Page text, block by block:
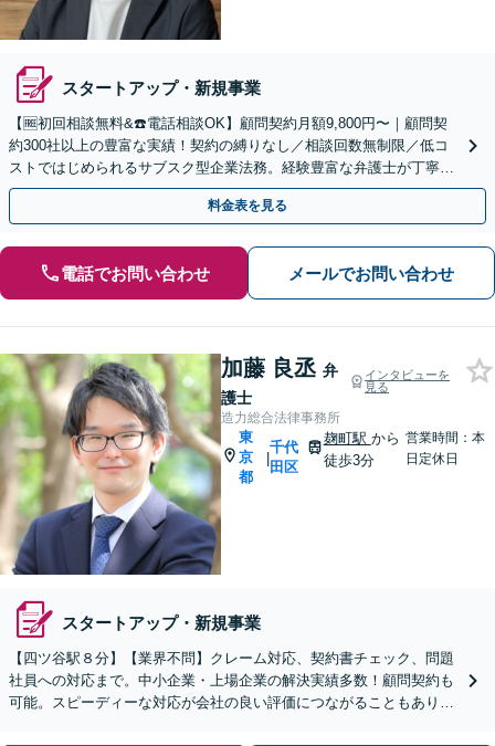
スタートアップ・新規事業
【🆓初回相談無料&☎️電話相談OK】顧問契約月額9,800円〜｜顧問契
約300社以上の豊富な実績！契約の縛りなし／相談回数無制限／低コ
ストではじめられるサブスク型企業法務。経験豊富な弁護士が丁寧に
対応。【神田駅4分】
料金表を見る
電話でお問い合わせ メールでお問い合わせ
加藤 良丞 弁
護士
インタビューを
見る
造力総合法律事務所
東
京
都
|
千代
田区
麹町駅 から
徒歩3分
営業時間：本
日定休日
スタートアップ・新規事業
【四ツ谷駅８分】【業界不問】クレーム対応、契約書チェック、問題
社員への対応まで。中小企業・上場企業の解決実績多数！顧問契約も
可能。スピーディーな対応が会社の良い評価につながることもありま